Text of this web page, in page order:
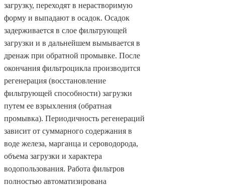
загрузку, переходят в нерастворимую
форму и выпадают в осадок. Осадок
задерживается в слое фильтрующей
загрузки и в дальнейшем вымывается в
дренаж при обратной промывке. После
окончания фильтроцикла производится
регенерация (восстановление
фильтрующей способности) загрузки
путем ее взрыхления (обратная
промывка). Периодичность регенераций
зависит от суммарного содержания в
воде железа, марганца и сероводорода,
объема загрузки и характера
водопользования. Работа фильтров
полностью автоматизирована